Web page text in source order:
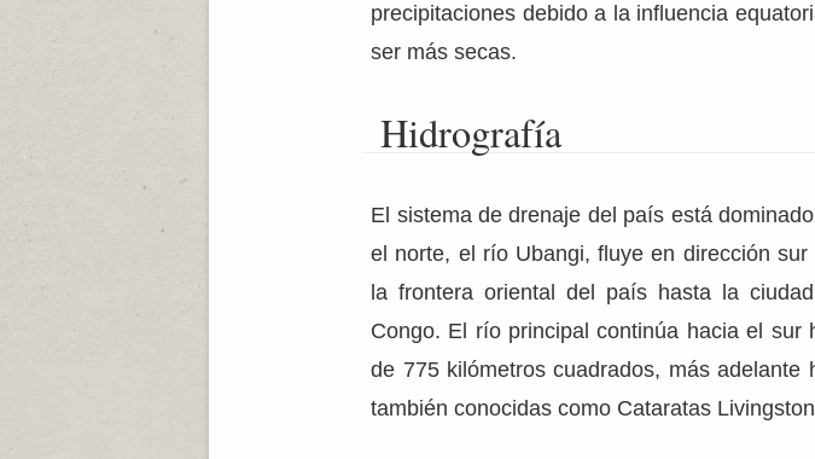
precipitaciones debido a la influencia
ser más secas.
Hidrografía
El sistema de drenaje del país está
el norte, el río Ubangi, fluye en dirección
la frontera oriental del país hasta la
Congo. El río principal continúa hacia el sur
de 775 kilómetros cuadrados, más adelante
también conocidas como Cataratas